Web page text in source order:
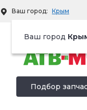
Ваш город: Крым
Ваш город
Территория
Подбор